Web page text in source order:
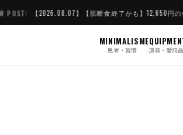
】【肌断食終了かも】12,650円の化粧水「...
MINIMALISM
思考・習慣 道具・愛用品